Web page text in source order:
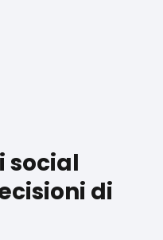
social
di